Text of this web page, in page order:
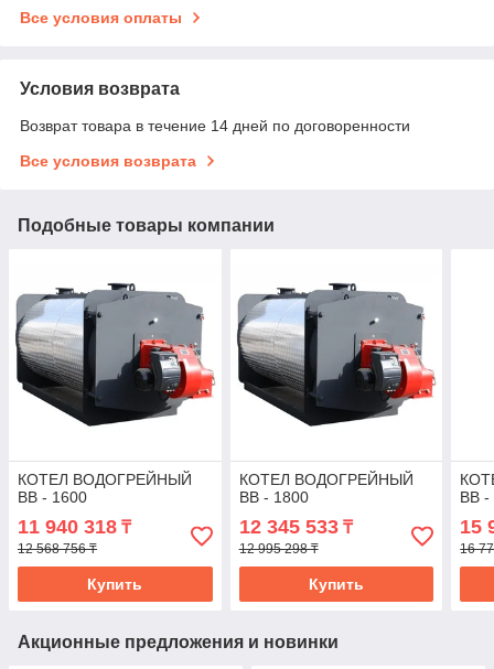
Все условия оплаты
Условия возврата
Возврат товара в течение 14 дней по договоренности
Все условия возврата
Подобные товары компании
КОТЕЛ ВОДОГРЕЙНЫЙ
BB - 1600
11 940 318 ₸
12 568 756 ₸
Купить
КОТЕЛ ВОДОГРЕЙНЫЙ
BB - 1800
12 345 533₸
12 995 298 ₸
Купить
BB
15
16
Акционные предложения и новинки